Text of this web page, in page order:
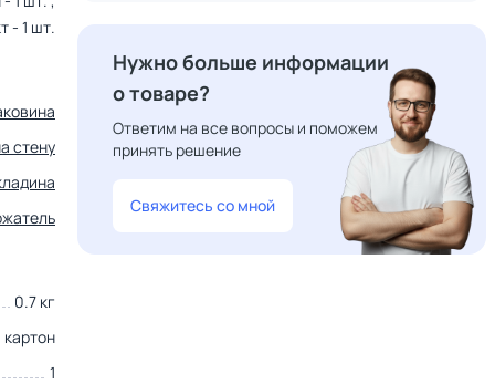
- 1 шт.
стену
0.7 кг
картон
1
Нужно больше информации
о товаре?
Ответим на все вопросы и поможем
принять решение
Свяжитесь со мной